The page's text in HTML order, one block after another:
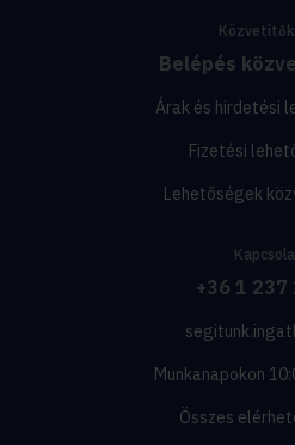
Belépés
Árak és hirdetési
Fizetési
Lehetőségek
+36 1 237
Munkanapokon
Összes